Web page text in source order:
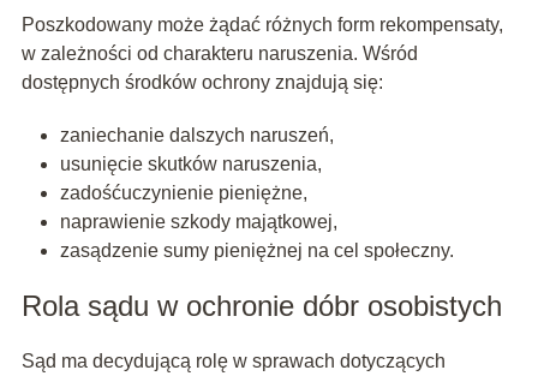
Poszkodowany może żądać różnych form rekompensaty,
w zależności od charakteru naruszenia. Wśród
dostępnych środków ochrony znajdują się:
zaniechanie dalszych naruszeń,
usunięcie skutków naruszenia,
zadośćuczynienie pieniężne,
naprawienie szkody majątkowej,
zasądzenie sumy pieniężnej na cel społeczny.
Rola sądu w ochronie dóbr osobistych
Sąd ma decydującą rolę w sprawach dotyczących